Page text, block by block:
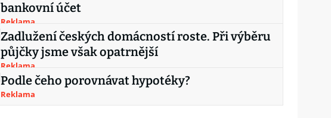
bankovní účet
Reklama
Zadlužení českých domácností roste. Při výběru
půjčky jsme však opatrnější
Reklama
Podle čeho porovnávat hypotéky?
Reklama